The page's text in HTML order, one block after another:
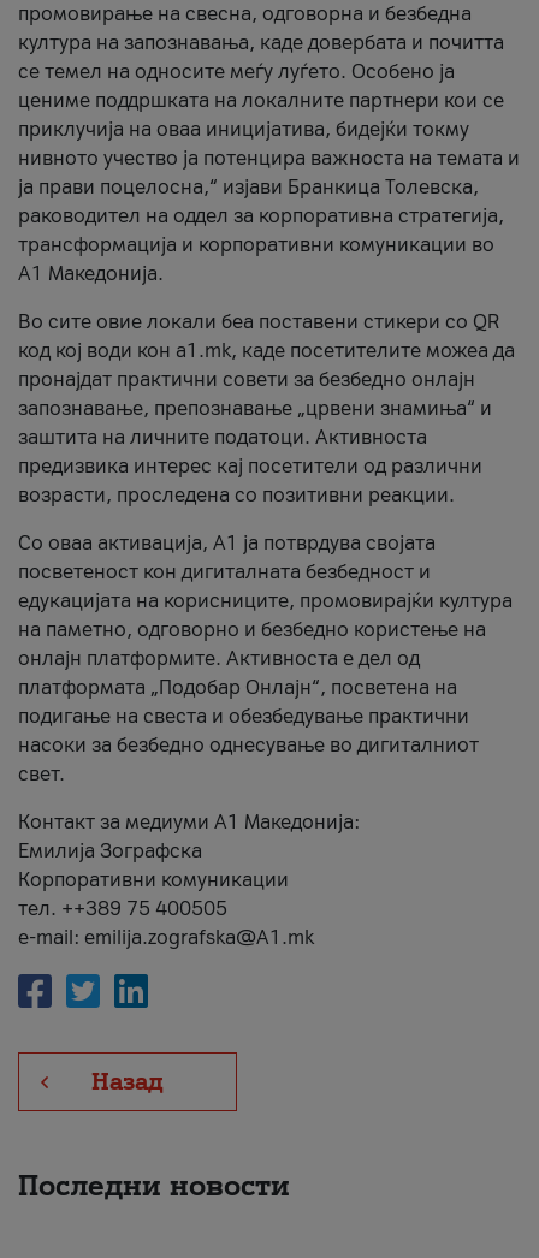
промовирање на свесна, одговорна и безбедна
култура на запознавања, каде довербата и почитта
се темел на односите меѓу луѓето. Особено ја
цениме поддршката на локалните партнери кои се
приклучија на оваа иницијатива, бидејќи токму
нивното учество ја потенцира важноста на темата и
ја прави поцелосна,“ изјави Бранкица Толевска,
раководител на оддел за корпоративна стратегија,
трансформација и корпоративни комуникации во
А1 Македонија.
Во сите овие локали беа поставени стикери со QR
код кој води кон a1.mk, каде посетителите можеа да
пронајдат практични совети за безбедно онлајн
запознавање, препознавање „црвени знамиња“ и
заштита на личните податоци. Активноста
предизвика интерес кај посетители од различни
возрасти, проследена со позитивни реакции.
Со оваа активација, А1 ја потврдува својата
посветеност кон дигиталната безбедност и
едукацијата на корисниците, промовирајќи култура
на паметно, одговорно и безбедно користење на
онлајн платформите. Активноста е дел од
платформата „Подобар Онлајн“, посветена на
подигање на свеста и обезбедување практични
насоки за безбедно однесување во дигиталниот
свет.
Контакт за медиуми А1 Македонија:
Емилија Зографска
Корпоративни комуникации
тел. ++389 75 400505
e-mail: emilija.zografska@A1.mk
Назад
Последни новости